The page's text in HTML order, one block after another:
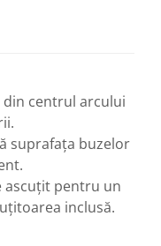
din centrul arcului
suprafața buzelor
ascuțit pentru un
inclusă.